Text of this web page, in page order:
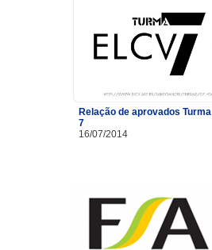
Relação de aprovados Turma
7
16/07/2014